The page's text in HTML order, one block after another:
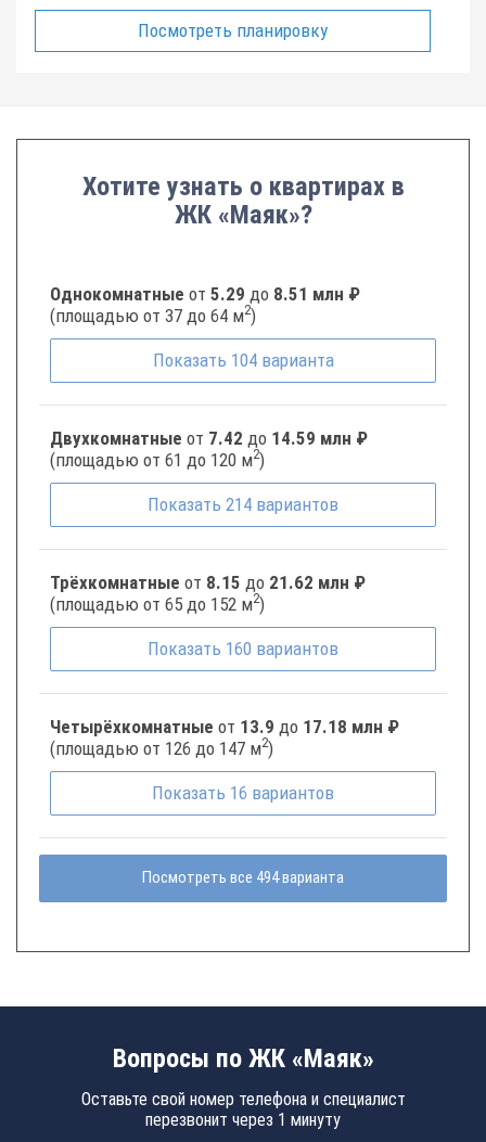
Посмотреть планировку
Хотите узнать о квартирах в
ЖК «Маяк»?
Однокомнатные от 5.29 до 8.51 млн ₽
(площадью от 37 до 64 м2)
Показать 104 варианта
Двухкомнатные от 7.42 до 14.59 млн ₽
(площадью от 61 до 120 м2)
Показать 214 вариантов
Трёхкомнатные от 8.15 до 21.62 млн ₽
(площадью от 65 до 152 м2)
Показать 160 вариантов
Четырёхкомнатные от 13.9 до 17.18 млн ₽
(площадью от 126 до 147 м2)
Показать 16 вариантов
Посмотреть все 494 варианта
Вопросы по ЖК «Маяк»
Оставьте свой номер телефона и специалист
перезвонит через 1 минуту